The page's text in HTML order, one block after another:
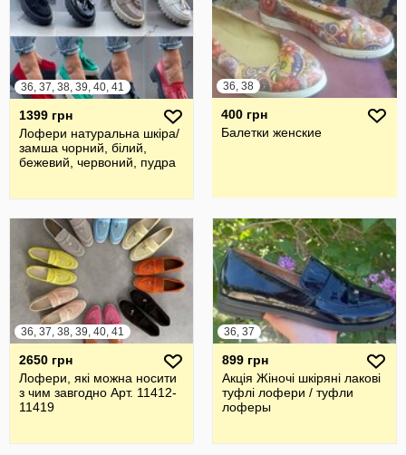
36, 37, 38, 39, 40, 41
1399 грн
Лофери натуральна шкіра/
замша чорний, білий,
бежевий, червоний, пудра
36, 38
400 грн
Балетки женские
36, 37, 38, 39, 40, 41
2650 грн
Лофери, які можна носити
з чим завгодно Арт. 11412-
11419
36, 37
899 грн
Акція Жіночі шкіряні лакові
туфлі лофери / туфли
лоферы